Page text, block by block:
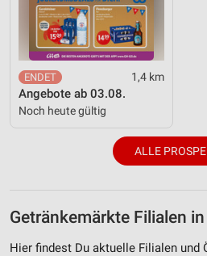
1,4 km
Angebote ab 03.08.
Noch heute gültig
ALLE
Getränkemärkte Filialen
Hier findest Du aktuelle Filialen und